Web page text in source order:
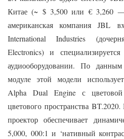
Китае (~ $ 3,500 или € 3,260
американская компания JBL
International Industries
Electronics) и
аудиооборудовании. По
модуле этой модели
Alpha Dual Engine с
цветового пространства
проектор обеспечивает
5,000, 000:1 и ‘нативный